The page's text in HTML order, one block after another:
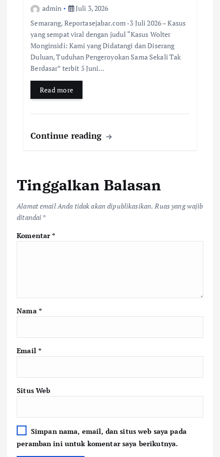
admin
Juli 3, 2026
Semarang, Reportasejabar.com -3 Juli 2026 – Kasus
yang sempat viral dengan judul “Kasus Wolter
Monginsidi: Kami yang Didatangi dan Diserang
Duluan, Tuduhan Pengeroyokan Sama Sekali Tak
Berdasar” terbit 5 Juni…
Read more
Continue reading
Tinggalkan Balasan
Alamat email Anda tidak akan dipublikasikan. Ruas yang wajib
ditandai *
Komentar*
Nama *
Email *
Situs Web
Simpan nama, email, dan situs web saya pada
peramban ini untuk komentar saya berikutnya.